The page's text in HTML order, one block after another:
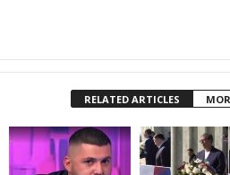
RELATED ARTICLES